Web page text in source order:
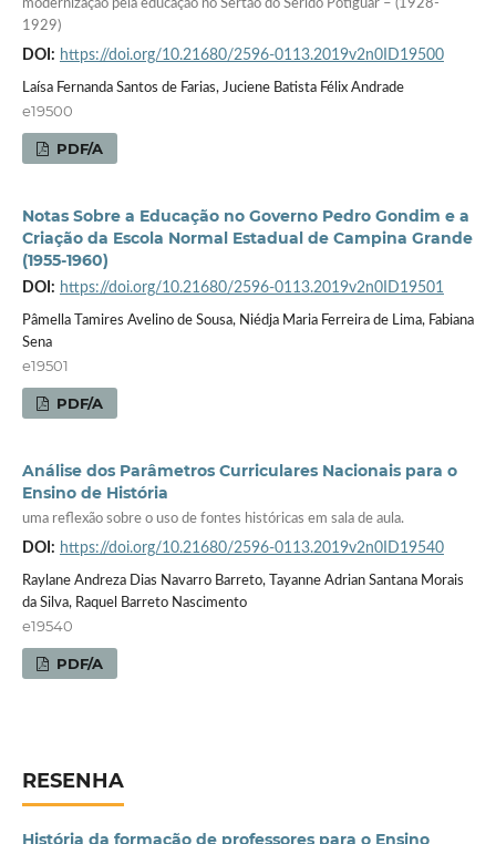
modernização pela educação no Sertão do Seridó Potiguar – (1928-
1929)
DOI: https://doi.org/10.21680/2596-0113.2019v2n0ID19500
Laísa Fernanda Santos de Farias, Juciene Batista Félix Andrade
e19500
PDF/A
Notas Sobre a Educação no Governo Pedro Gondim e a
Criação da Escola Normal Estadual de Campina Grande
(1955-1960)
DOI: https://doi.org/10.21680/2596-0113.2019v2n0ID19501
Pâmella Tamires Avelino de Sousa, Niédja Maria Ferreira de Lima, Fabiana
Sena
e19501
PDF/A
Análise dos Parâmetros Curriculares Nacionais para o
Ensino de História
uma reflexão sobre o uso de fontes históricas em sala de aula.
DOI: https://doi.org/10.21680/2596-0113.2019v2n0ID19540
Raylane Andreza Dias Navarro Barreto, Tayanne Adrian Santana Morais
da Silva, Raquel Barreto Nascimento
e19540
PDF/A
RESENHA
História da formação de professores para o Ensino